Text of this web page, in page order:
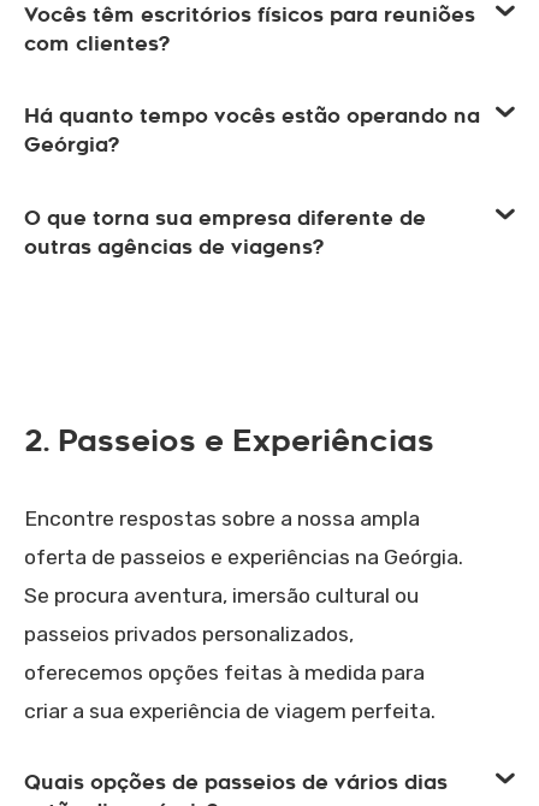
Vocês têm escritórios físicos para reuniões
com clientes?
Há quanto tempo vocês estão operando na
Geórgia?
O que torna sua empresa diferente de
outras agências de viagens?
2. Passeios e Experiências
Encontre respostas sobre a nossa ampla
oferta de passeios e experiências na Geórgia.
Se procura aventura, imersão cultural ou
passeios privados personalizados,
oferecemos opções feitas à medida para
criar a sua experiência de viagem perfeita.
Quais opções de passeios de vários dias